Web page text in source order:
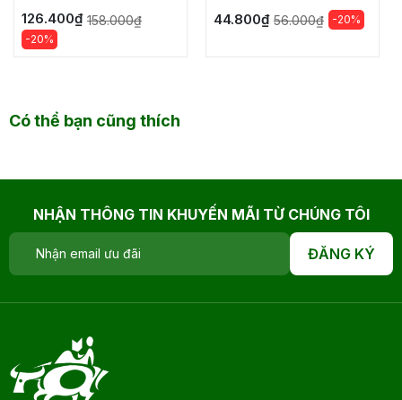
126.400₫ 158.000₫
-20%
44.800₫ 56.000₫ -20%
Có thể bạn cũng thích
NHẬN THÔNG TIN KHUYẾN MÃI TỪ CHÚNG TÔI
ĐĂNG KÝ